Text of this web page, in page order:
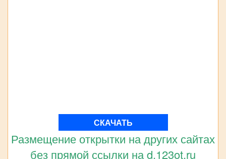
СКАЧАТЬ
Размещение открытки на других сайтах
без прямой ссылки на d.123ot.ru